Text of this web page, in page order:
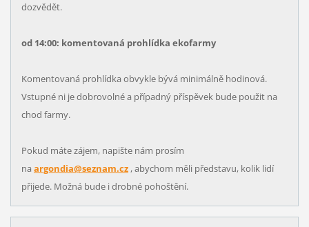
dozvědět.
od 14:00: komentovaná prohlídka ekofarmy
Komentovaná prohlídka obvykle bývá minimálně hodinová.
Vstupné ni je dobrovolné a případný příspěvek bude použit na
chod farmy.
Pokud máte zájem, napište nám prosím
na argondia@seznam.cz, abychom měli představu, kolik lidí
přijede. Možná bude i drobné pohoštění.